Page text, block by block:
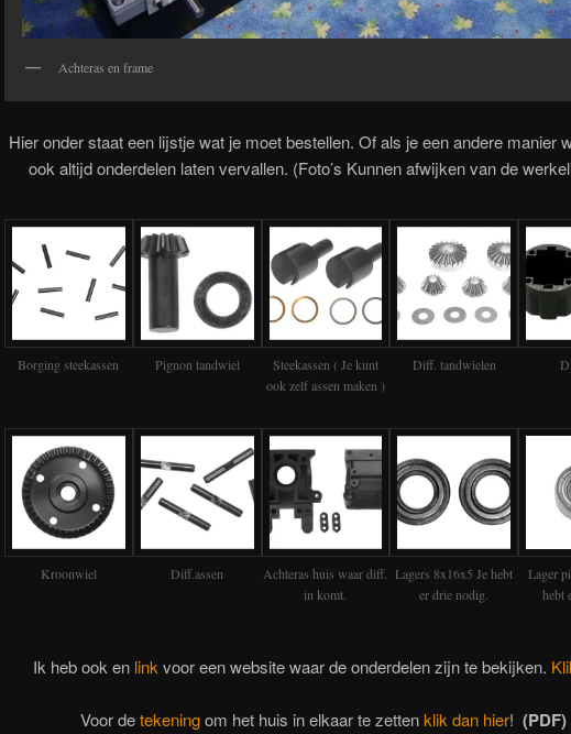
Achteras en frame
Hier onder staat een lijstje wat je moet bestellen. Of als je een andere manier
ook altijd onderdelen laten vervallen. (Foto’s Kunnen afwijken van de
Borging steekassen Pignon tandwiel
Steekassen ( Je kunt
ook zelf assen maken )
Diff. tandwielen
Kroonwiel Diff.assen
Achteras huis waar diff.
in komt.
Lagers 8x16x5 Je hebt
er drie nodig.
Lager
hebt
Ik heb ook en link voor een website waar de onderdelen zijn te bekijken.
Voor detekeningom het huis in elkaar te zettenklik dan hier! (PDF)